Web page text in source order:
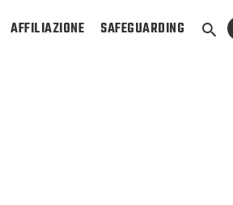
AFFILIAZIONE SAFEGUARDING